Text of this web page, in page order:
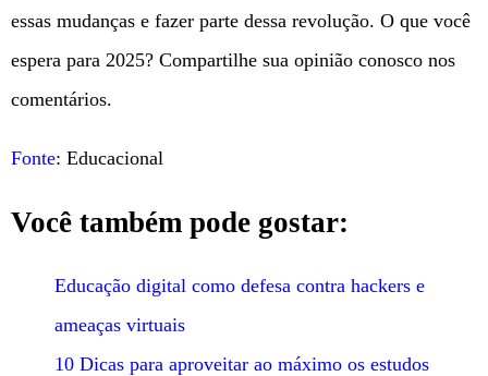
essas mudanças e fazer parte dessa revolução. O que você
espera para 2025? Compartilhe sua opinião conosco nos
comentários.
Fonte: Educacional
Você também pode gostar:
Educação digital como defesa contra hackers e
ameaças virtuais
10 Dicas para aproveitar ao máximo os estudos